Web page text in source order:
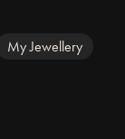
My Jewellery